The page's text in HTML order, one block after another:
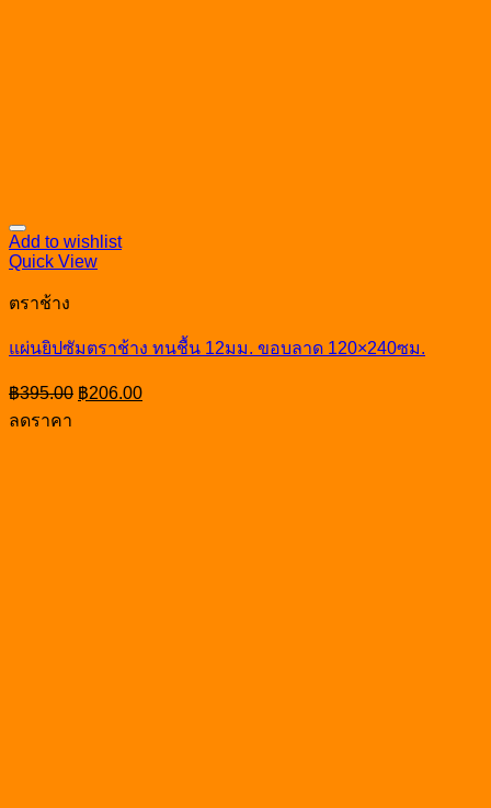
Add to wishlist
Quick View
ตราช้าง
แผ่นยิปซัมตราช้าง ทนชื้น 12มม. ขอบลาด 120×240ซม.
฿395.00 Original
price
฿206.00Current
price
ลดราคา